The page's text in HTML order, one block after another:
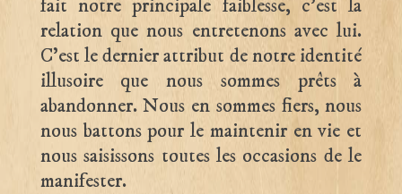
fait notre principale faiblesse, c’est la
relation que nous entretenons avec lui.
C’est le dernier attribut de notre identité
illusoire que nous sommes prêts à
abandonner. Nous en sommes fiers, nous
nous battons pour le maintenir en vie et
nous saisissons toutes les occasions de le
manifester.